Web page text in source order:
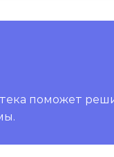
поможет